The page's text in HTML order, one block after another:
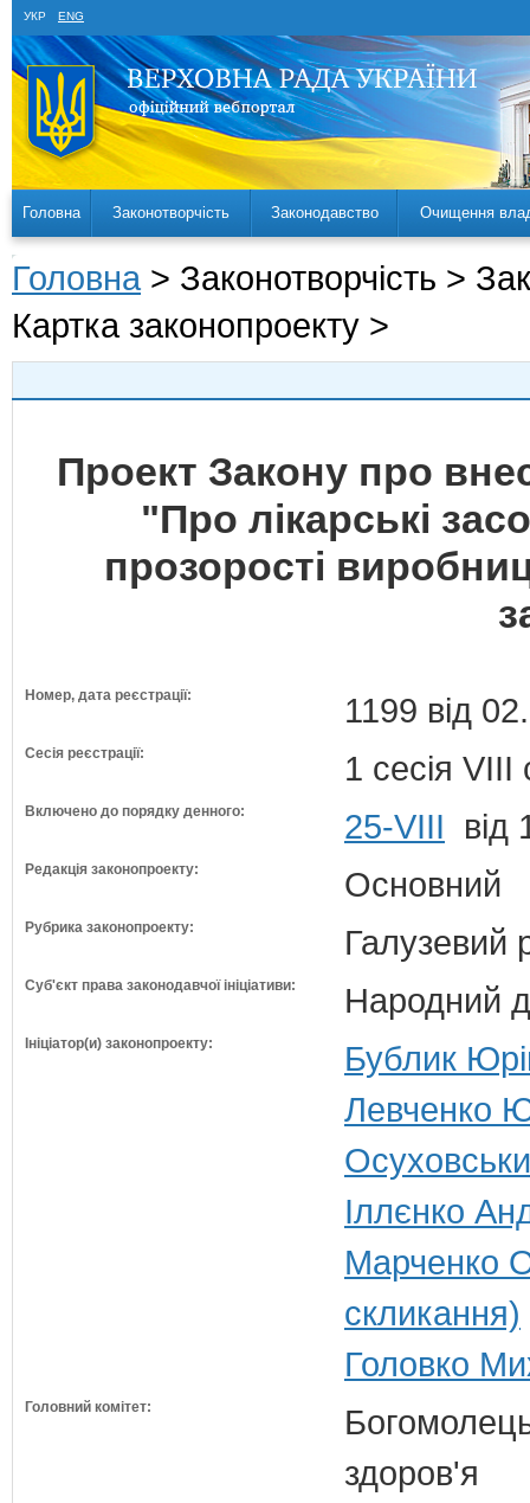
УКР ENG
Головна Законотворчість Законодавство Очищення
Головна > Законотворчість >
Картка законопроекту >
Проект Закону про
"Про лікарські
прозорості
Номер, дата реєстрації: 1199 від
Сесія реєстрації: 1 сесія VIII
Включено до порядку денного: 25-VIII від
Редакція законопроекту: Основний
Рубрика законопроекту: Галузевий
Суб'єкт права законодавчої ініціативи: Народний
Ініціатор(и) законопроекту:
Бублик
Левченко
Іллєнко
Марченко
скликання)
Головко
Головний комітет:
здоров'я